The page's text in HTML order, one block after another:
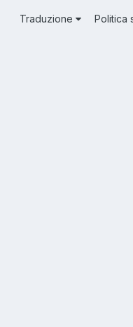
Traduzione Politica